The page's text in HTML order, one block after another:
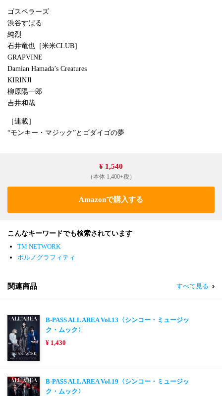
ゴスペラーズ
渋谷すばる
純烈
石井竜也［米米CLUB］
GRAPVINE
Damian Hamada’s Creatures
KIRINJI
柳原陽一郎
吉井和哉
［連載］
“モンキー・マジック”とゴダイゴの夢
¥ 1,540
（本体 1,400+税）
Amazonで購入する
こんなキーワードでも検索されています
TM NETWORK
ポルノグラフィティ
関連商品 すべて見る
B-PASS ALL AREA Vol.13〈シンコー・ミュージッ
ク・ムック〉
¥ 1,430
B-PASS ALL AREA Vol.19〈シンコー・ミュージッ
ク・ムック〉